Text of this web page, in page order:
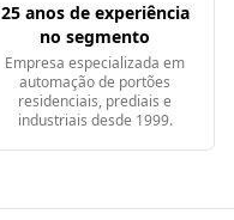
25 anos de experiência
no segmento
Empresa especializada em
automação de portões
residenciais, prediais e
industriais desde 1999.